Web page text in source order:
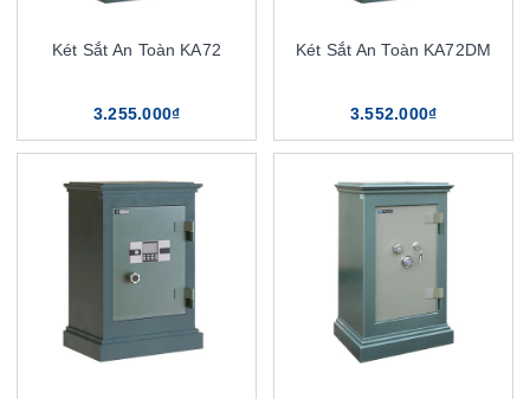
Két Sắt An Toàn KA72
3.255.000₫
Két Sắt An Toàn KA72DM
3.552.000₫